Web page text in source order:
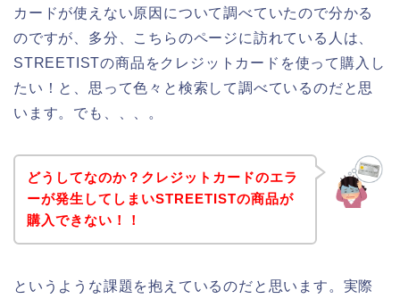
カードが使えない原因について調べていたので分かる
のですが、多分、こちらのページに訪れている人は、
STREETISTの商品をクレジットカードを使って購入し
たい！と、思って色々と検索して調べているのだと思
います。でも、、、。
どうしてなのか？クレジットカードのエラ
ーが発生してしまいSTREETISTの商品が
購入できない！！
というような課題を抱えているのだと思います。実際